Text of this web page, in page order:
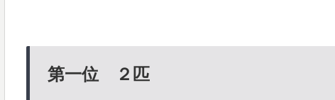
第一位 ２匹